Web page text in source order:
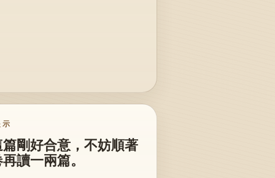
示
剛好合意，不妨順著
讀一兩篇。